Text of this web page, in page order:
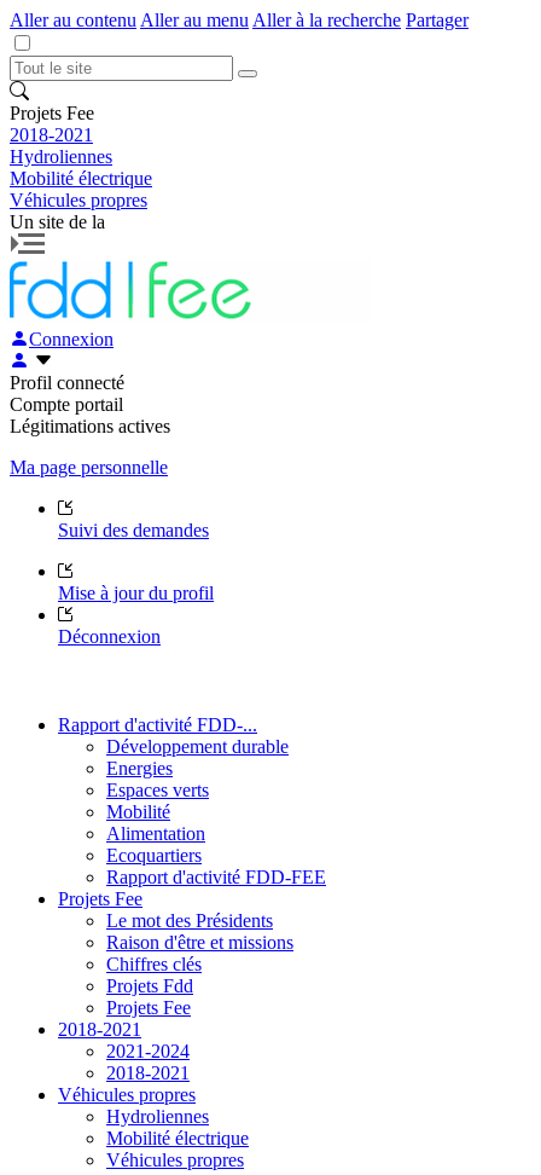
Aller au contenu Aller au menu Aller à la recherche Partager
Projets Fee
2018-2021
Hydroliennes
Mobilité électrique
Véhicules propres
Un site de la
Connexion
Profil connecté
Compte portail
Légitimations actives
Ma page personnelle
Suivi des demandes
Mise à jour du profil
Déconnexion
Rapport d'activité FDD-...
Développement durable
Energies
Espaces verts
Mobilité
Alimentation
Ecoquartiers
Rapport d'activité FDD-FEE
Projets Fee
Le mot des Présidents
Raison d'être et missions
Chiffres clés
Projets Fdd
Projets Fee
2018-2021
2021-2024
2018-2021
Véhicules propres
Hydroliennes
Mobilité électrique
Véhicules propres